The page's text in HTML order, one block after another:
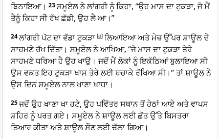
ਬਿਠਾਇਆ। 23ਸਮੂਏਲ ਨੇ ਲਾਂਗਰੀ ਨੂੰ ਕਿਹਾ, “ਉਹ ਮਾਸ ਦਾ ਟੁਕੜਾ, ਜੋ ਮੈਂ
ਤੈਨੂੰ ਕਿਹਾ ਸੀ ਰੱਖ ਛੱਡੀ, ਉਹ ਲੈ ਆ।”
24ਲਾਂਗਰੀ ਪੱਟ ਦਾ ਵੱਡਾ ਟੁਕੜਾ [a] ਲਿਆਇਆ ਅਤੇ ਮੇਜ਼ ਉੱਪਰ ਸ਼ਾਊਲ ਦੇ
ਸਾਹਮਣੇ ਰੱਖ ਦਿੱਤਾ। ਸਮੂਏਲ ਨੇ ਆਖਿਆ, “ਜੋ ਮਾਸ ਦਾ ਟੁਕੜਾ ਤੇਰੇ
ਸਾਹਮਣੇ ਧਰਿਆ ਹੈ ਉਹ ਖਾਉ। ਜਦੋਂ ਮੈਂ ਲੋਕਾਂ ਨੂੰ ਇਕੱਠਿਆਂ ਬੁਲਾਇਆ ਸੀ
ਉਸ ਵਕਤ ਇਹ ਟੁਕੜਾ ਖਾਸ ਤੇਰੇ ਲਈ ਬਚਾਕੇ ਰੱਖਿਆ ਸੀ।” ਤਾਂ ਸ਼ਾਊਲ ਨੇ
ਉਸ ਦਿਨ ਸਮੂਏਲ ਨਾਲ ਖਾਣਾ ਖਾਧਾ।
25ਜਦੋਂ ਉਹ ਖਾਣਾ ਖਾ ਹਟੇ, ਉਹ ਪਵਿੱਤਰ ਸਥਾਨ ਤੋਂ ਹੇਠਾਂ ਆਏ ਅਤੇ ਵਾਪਸ
ਸ਼ਹਿਰ ਨੂੰ ਪਰਤ ਗਏ। ਸਮੂਏਲ ਨੇ ਸ਼ਾਊਲ ਲਈ ਛੱਤ ਉੱਤੇ ਬਿਸਤਰਾ
ਤਿਆਰ ਕੀਤਾ ਅਤੇ ਸ਼ਾਊਲ ਸੌਣ ਲਈ ਚੱਲਾ ਗਿਆ।